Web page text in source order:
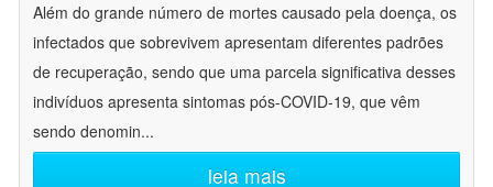
Além do grande número de mortes causado pela doença, os
infectados que sobrevivem apresentam diferentes padrões
de recuperação, sendo que uma parcela significativa desses
indivíduos apresenta sintomas pós-COVID-19, que vêm
sendo denomin...
leia mais